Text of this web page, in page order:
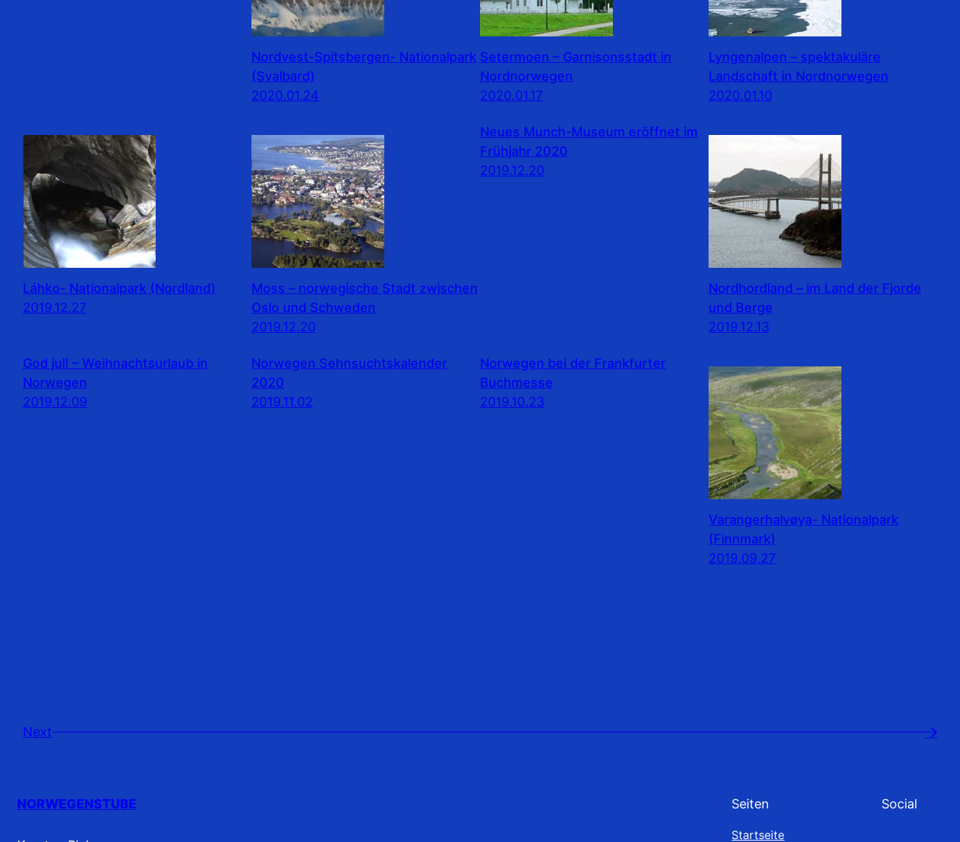
Nordvest-Spitsbergen- Nationalpark
(Svalbard)
2020.01.24
Setermoen – Garnisonsstadt in
Nordnorwegen
2020.01.17
Lyngenalpen – spektakuläre
Landschaft in Nordnorwegen
2020.01.10
Láhko- Nationalpark (Nordland)
2019.12.27
Moss – norwegische Stadt zwischen
Oslo und Schweden
2019.12.20
Neues Munch-Museum eröffnet im
Frühjahr 2020
2019.12.20
Nordhordland – im Land der Fjorde
und Berge
2019.12.13
God jul! – Weihnachtsurlaub in
Norwegen
2019.12.09
Norwegen Sehnsuchtskalender
2020
2019.11.02
Norwegen bei der Frankfurter
Buchmesse
2019.10.23
Varangerhalvøya- Nationalpark
(Finnmark)
2019.09.27
Next →
NORWEGENSTUBE Seiten
Startseite
Social